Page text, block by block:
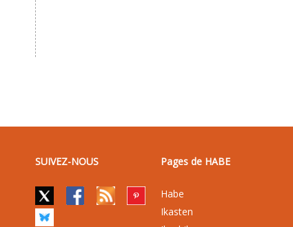
SUIVEZ-NOUS Pages de HABE
Habe
Ikasten